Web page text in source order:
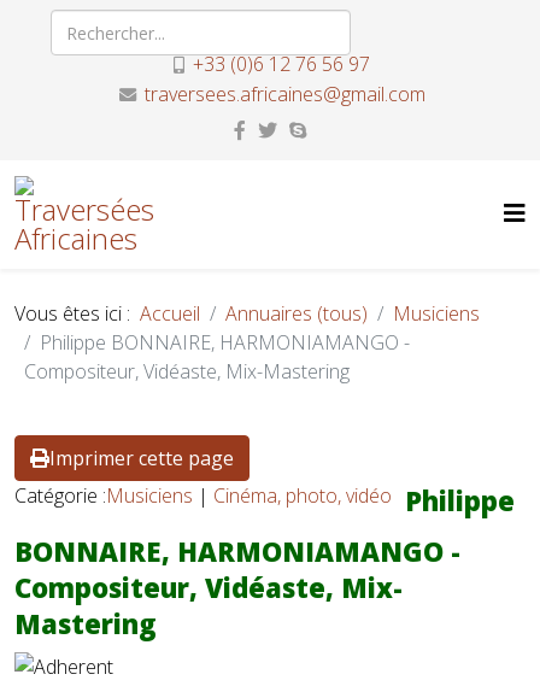
+33 (0)6 12 76 56 97
traversees.africaines@gmail.com
Vous êtes ici : Accueil Annuaires (tous)
Musiciens
Philippe BONNAIRE, HARMONIAMANGO -
Compositeur, Vidéaste, Mix-Mastering
Imprimer cette page
Catégorie :Musiciens | Cinéma, photo, vidéo
Philippe
BONNAIRE, HARMONIAMANGO -
Compositeur, Vidéaste, Mix-
Mastering